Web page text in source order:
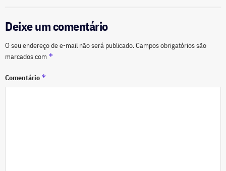
Deixe um comentário
O seu endereço de e-mail não será publicado.Campos obrigatórios são
marcados com *
Comentário *